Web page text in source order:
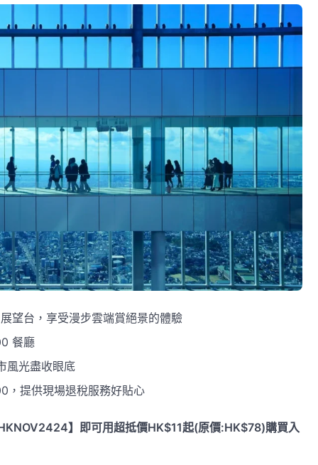
望台，享受漫步雲端賞絕景的體驗
餐廳
風光盡收眼底
，提供現場退稅服務好貼心
】即可用超抵價HK$11起(原價:HK$78)購買入